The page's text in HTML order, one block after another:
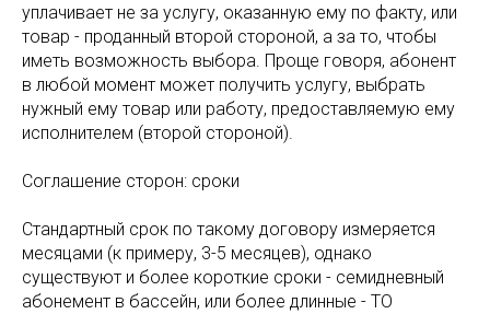
уплачивает не за услугу, оказанную ему по факту, или
товар - проданный второй стороной, а за то, чтобы
иметь возможность выбора. Проще говоря, абонент
в любой момент может получить услугу, выбрать
нужный ему товар или работу, предоставляемую ему
исполнителем (второй стороной).
Соглашение сторон: сроки
Стандартный срок по такому договору измеряется
месяцами (к примеру, 3-5 месяцев), однако
существуют и более короткие сроки - семидневный
абонемент в бассейн, или более длинные - ТО